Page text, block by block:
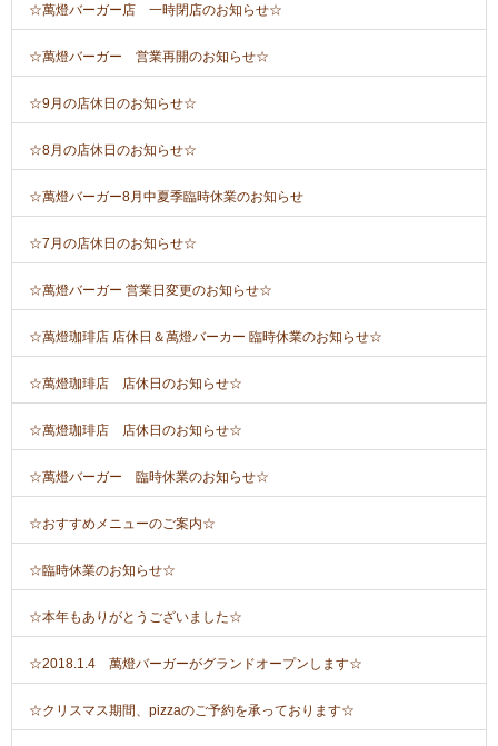
☆萬燈バーガー店 一時閉店のお知らせ☆
☆萬燈バーガー 営業再開のお知らせ☆
☆9月の店休日のお知らせ☆
☆8月の店休日のお知らせ☆
☆萬燈バーガー8月中夏季臨時休業のお知らせ
☆7月の店休日のお知らせ☆
☆萬燈バーガー 営業日変更のお知らせ☆
☆萬燈珈琲店 店休日＆萬燈バーカー 臨時休業のお知らせ☆
☆萬燈珈琲店 店休日のお知らせ☆
☆萬燈珈琲店 店休日のお知らせ☆
☆萬燈バーガー 臨時休業のお知らせ☆
☆おすすめメニューのご案内☆
☆臨時休業のお知らせ☆
☆本年もありがとうございました☆
☆2018.1.4 萬燈バーガーがグランドオープンします☆
☆クリスマス期間、pizzaのご予約を承っております☆